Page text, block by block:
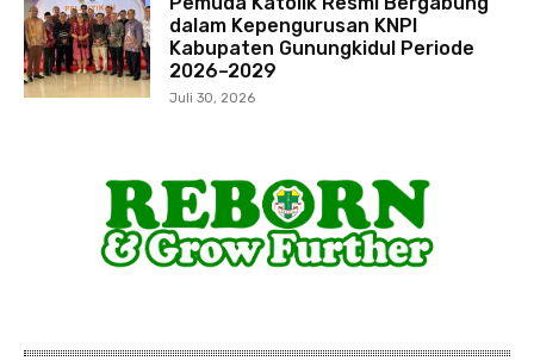
dalam Kepengurusan KNPI
Kabupaten Gunungkidul Periode
2026–2029
Juli 30, 2026